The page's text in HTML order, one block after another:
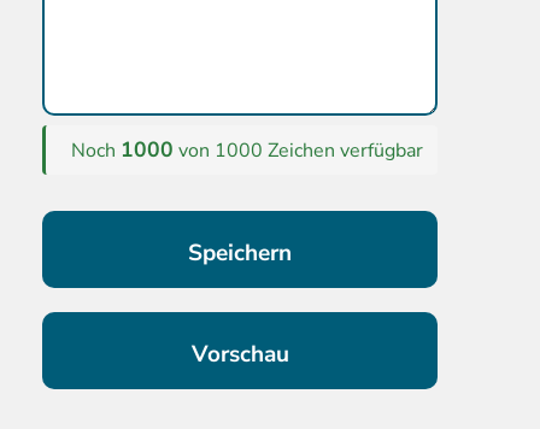
Noch 1000 von 1000 Zeichen verfügbar